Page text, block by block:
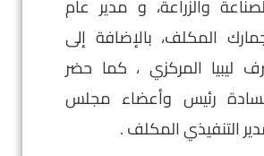
والزراعة، و مدير عام
المكلف، بالإضافة إلى
ليبيا المركزي ، كما حضر
رئيس وأعضاء مجلس
التنفيذي المكلف .